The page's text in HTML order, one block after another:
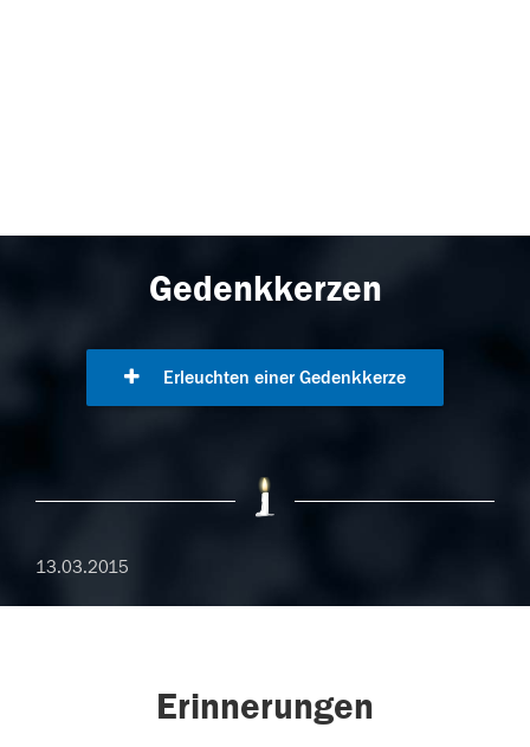
Gedenkkerzen
Erleuchten einer Gedenkkerze
13.03.2015
Erinnerungen